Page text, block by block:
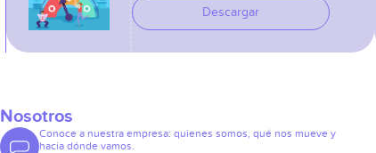
Descargar
Nosotros
Conoce a nuestra empresa: quienes somos, qué nos mueve y
hacia dónde vamos.